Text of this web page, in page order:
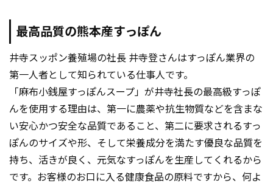
最高品質の熊本産すっぽん
井寺スッポン養殖場の社長 井寺登さんはすっぽん業界の
第一人者として知られている仕事人です。
「麻布小銭屋すっぽんスープ」が井寺社長の最高級すっぽ
んを使用する理由は、第一に農薬や抗生物質などを含まな
い安心かつ安全な品質であること、第二に要求されるすっ
ぽんのサイズや形、そして栄養成分を満たす優良な品質を
持ち、活きが良く、元気なすっぽんを生産してくれるから
です。お客様のお口に入る健康食品の原料ですから、何よ